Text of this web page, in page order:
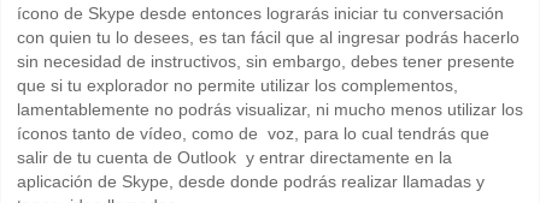
ícono de Skype desde entonces lograrás iniciar tu conversación
con quien tu lo desees, es tan fácil que al ingresar podrás hacerlo
sin necesidad de instructivos, sin embargo, debes tener presente
que si tu explorador no permite utilizar los complementos,
lamentablemente no podrás visualizar, ni mucho menos utilizar los
íconos tanto de vídeo, como de voz, para lo cual tendrás que
salir de tu cuenta de Outlook y entrar directamente en la
aplicación de Skype, desde donde podrás realizar llamadas y